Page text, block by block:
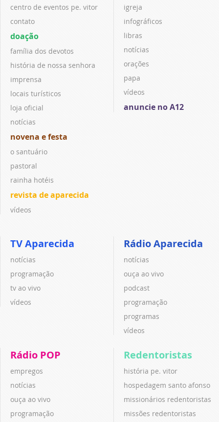
centro de eventos pe. vitor
contato
doação
família dos devotos
história de nossa senhora
imprensa
locais turísticos
loja oficial
notícias
novena e festa
o santuário
pastoral
rainha hotéis
revista de aparecida
vídeos
igreja
infográficos
libras
notícias
orações
papa
vídeos
anuncie no A12
TV Aparecida
notícias
programação
tv ao vivo
vídeos
Rádio Aparecida
notícias
ouça ao vivo
podcast
programação
programas
vídeos
Rádio POP
empregos
notícias
ouça ao vivo
programação
Redentoristas
história pe. vitor
hospedagem santo afonso
missionários redentoristas
missões redentoristas